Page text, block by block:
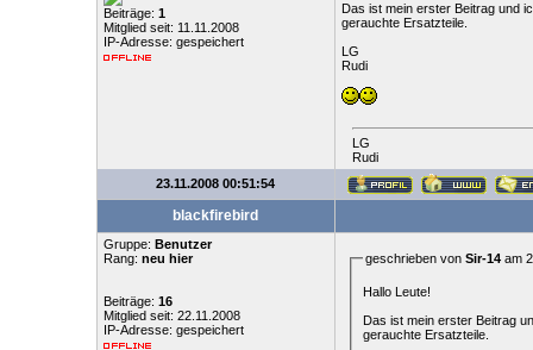
Beiträge: 1
Mitglied seit: 11.11.2008
IP-Adresse: gespeichert
Das ist mein erster Beitrag und
gerauchte Ersatzteile.
LG
Rudi
LG
Rudi
23.11.2008 00:51:54
blackfirebird
Gruppe: Benutzer
Rang: neu hier
Beiträge: 16
Mitglied seit: 22.11.2008
IP-Adresse: gespeichert
geschrieben von Sir-14am
Hallo Leute!
Das ist mein erster Beitrag
gerauchte Ersatzteile.